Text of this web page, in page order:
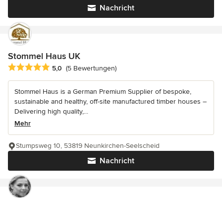
Nachricht
Stommel Haus UK
Durchschnittliche Bewertung: 5 von 5 Sternen
5,0 (5 Bewertungen)
Stommel Haus is a German Premium Supplier of bespoke,
sustainable and healthy, off-site manufactured timber houses –
Delivering high quality,...
Mehr
Nachricht
Stumpsweg 10, 53819 Neunkirchen-Seelscheid